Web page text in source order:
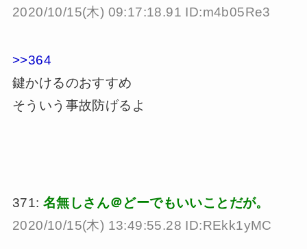
2020/10/15(木) 09:17:18.91 ID:m4b05Re3
>>364
鍵かけるのおすすめ
そういう事故防げるよ
371: 名無しさん＠どーでもいいことだが。
2020/10/15(木) 13:49:55.28 ID:REkk1yMC